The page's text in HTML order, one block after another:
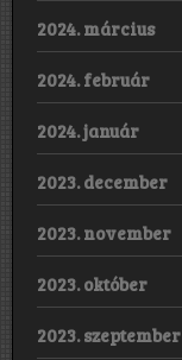
2024. március
2024. február
2024. január
2023. december
2023. november
2023. október
2023. szeptember